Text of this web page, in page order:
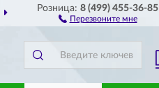
ПО ВСЕЙ РОССИИ
Розница:8 (499) 455-36-85
Перезвоните мне